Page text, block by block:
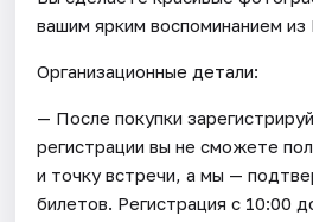
вашим ярким воспоминанием из
Организационные детали:
— После покупки
регистрации вы не сможете
и точку встречи, а мы —
билетов. Регистрация с 10:00